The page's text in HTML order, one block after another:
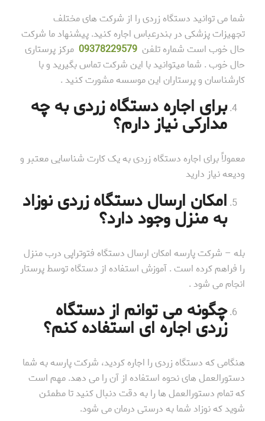
شما می توانید دستگاه زردی را از شرکت های مختلف
تجهیزات پزشکی در بندرعباس اجاره کنید. پیشنهاد ما شرکت
حال خوب است شماره تلفن
09378229579
مرکز پرستاری
حال خوب . شما میتوانید با این شرکت تماس بگیرید و با
کارشناسان و پرستاران این موسسه مشورت کنید .
برای اجاره دستگاه زردی به چه
مدارکی نیاز دارم؟
معمولاً برای اجاره دستگاه زردی به یک کارت شناسایی معتبر و
ودیعه نیاز دارید
امکان ارسال دستگاه زردی نوزاد
به منزل وجود دارد؟
بله – شرکت پارسه امکان ارسال دستگاه فتوتراپی درب منزل
را فراهم کرده است . آموزش استفاده از دستگاه توسط پرستار
انجام می شود .
چگونه می توانم از دستگاه
زردی اجاره ای استفاده کنم؟
هنگامی که دستگاه زردی را اجاره کردید، شرکت پارسه به شما
دستورالعمل های نحوه استفاده از آن را می دهد. مهم است
که تمام دستورالعمل ها را به دقت دنبال کنید تا مطمئن
شوید که نوزاد شما به درستی درمان می شود.